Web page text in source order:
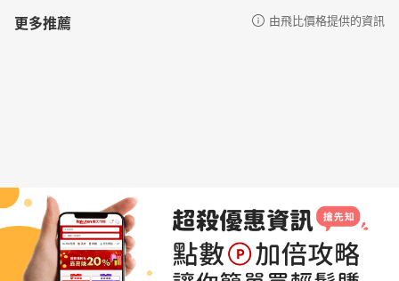
更多推薦 由飛比價格提供的資訊